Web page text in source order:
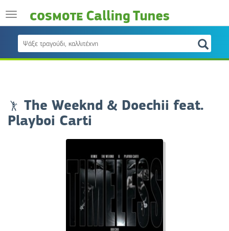
The Weeknd & Doechii feat.
Playboi Carti